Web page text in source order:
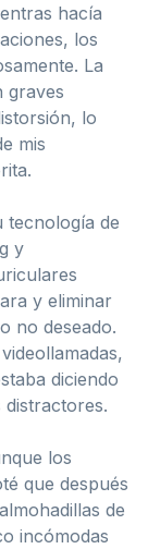
hacía
los
La
graves
lo
mis
tecnología de
y
y eliminar
no deseado.
diciendo
los
que después
de
incómodas